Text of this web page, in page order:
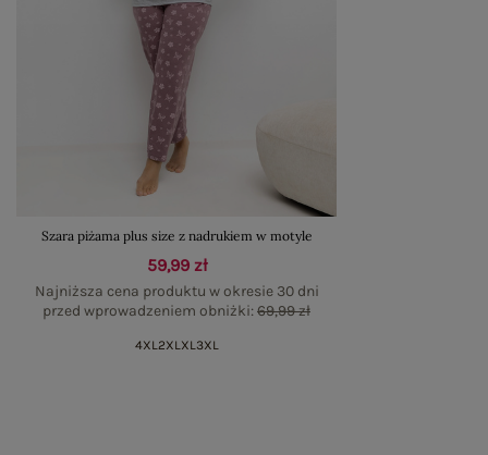
Szara piżama plus size z nadrukiem w motyle
59,99 zł
Najniższa cena produktu w okresie 30 dni
przed wprowadzeniem obniżki:69,99 zł
4XL 2XL XL 3XL